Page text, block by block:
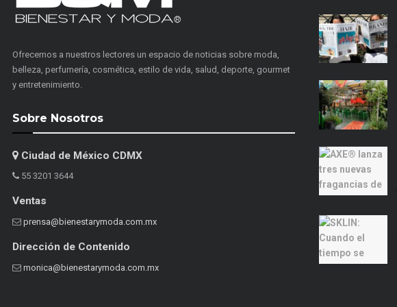
Ofrecemos a nuestros lectores un espacio de noticias sobre moda,
belleza, perfumería, cosmética, estilo de vida, salud, deporte, gourmet
y entretenimiento.
Sobre Nosotros
Ciudad de México CDMX
55 3201 3644
Ventas
prensa@bienestarymoda.com.mx
Dirección de Contenido
monica@bienestarymoda.com.mx